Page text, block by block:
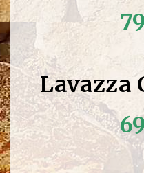
Lavazza